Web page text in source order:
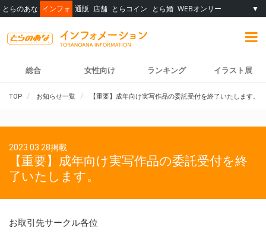
とらのあな インフォ 通販 店舗 とらコイン とら婚 WEBオンリー ▼
総合 女性向け ランキング イラスト展
TOP お知らせ一覧 【重要】成年向け実写作品の委託受付を終了いたします。
2023.03.28掲載
【重要】成年向け実写作品の委託受付を終
了いたします。
お取引先サークル各位